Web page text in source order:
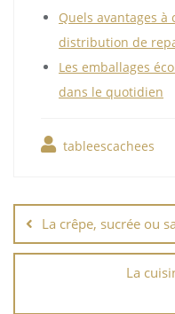
Quels avantages
distribution de
Les emballages
dans le quotidien
tableescachees
de
l’article
La crêpe, sucrée ou
La